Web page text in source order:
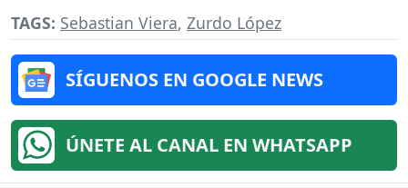
TAGS: Sebastian Viera, Zurdo López
SÍGUENOS EN GOOGLE NEWS
ÚNETE AL CANAL EN WHATSAPP